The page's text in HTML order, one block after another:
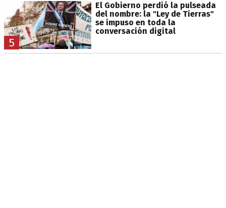
5
El Gobierno perdió la pulseada
del nombre: la "Ley de Tierras"
se impuso en toda la
conversación digital